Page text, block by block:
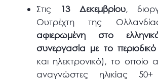
Στις 13 Δεκεμβρίου,
Ουτρέχτη της
αφιερωμένη στο
συνεργασία με το περιοδικό
και ηλεκτρονικό), το οποίο
αναγνώστες ηλικίας